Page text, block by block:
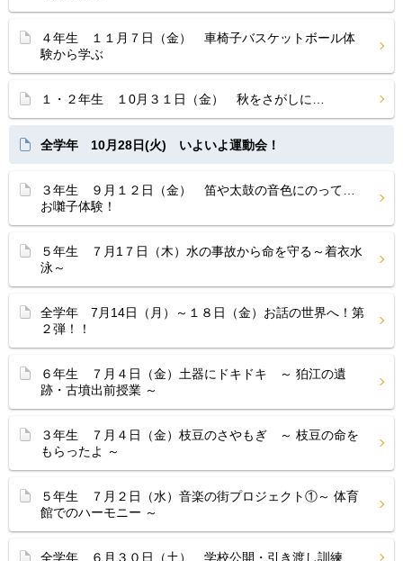
４年生 １１月７日（金） 車椅子バスケットボール体
験から学ぶ
１・２年生 １0月３１日（金） 秋をさがしに…
全学年 10月28日(火) いよいよ運動会！
３年生 ９月１２日（金） 笛や太鼓の音色にのって…
お囃子体験！
５年生 ７月1７日（木）水の事故から命を守る～着衣水
泳～
全学年 7月14日（月）～１８日（金）お話の世界へ！第
２弾！！
６年生 ７月４日（金）土器にドキドキ ～ 狛江の遺
跡・古墳出前授業 ～
３年生 ７月４日（金）枝豆のさやもぎ ～ 枝豆の命を
もらったよ ～
５年生 ７月２日（水）音楽の街プロジェクト①～ 体育
館でのハーモニー ～
全学年 ６月３０日（土） 学校公開・引き渡し訓練